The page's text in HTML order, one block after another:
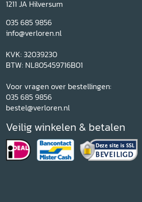
1211 JA Hilversum
035 685 9856
info@verloren.nl
KVK: 32039230
BTW: NL805459716B01
Voor vragen over bestellingen:
035 685 9856
bestel@verloren.nl
Veilig winkelen & betalen